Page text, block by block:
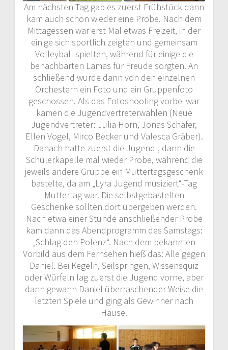
Am nächsten Tag gab es zuerst Frühstück dann
kam auch schon wieder eine Probe. Nach dem
Mittagessen war erst Mal etwas Freizeit, in der
einige sich sportlich zeigten und gemeinsam
Volleyball spielten, während für einige die
benachbarten Lamas für Freude sorgten. An
schließend wurde dann von den einzelnen
Orchestern ein Foto und ein Gruppenfoto
geschossen. Als das Fotoshooting vorbei war
kamen die Jugendvertreterwahlen (Neue
Jugendvertreter: Julia Horn, Jonas Schäfer,
Ellen Vogel, Mirco Becker und Valesca Gräber).
Danach hatte zuerst die Jugend-, dann die
Schülerkapelle mal wieder Probe, während die
jeweils andere Gruppe ein Muttertagsgeschenk
bastelte, da am „Lyra Jugend musiziert“-Tag
Muttertag war. Die selbstgebastelten
Geschenke sollten dort übergeben werden.
Nach etwa einer Stunde anschließender Probe
kam dann das Abendprogramm des Samstags:
„Schlag den Polenz“. Nach dem bekannten
Vorbild aus dem Fernsehen hieß das: Alle gegen
Daniel. Bei Kegeln, Seilspringen, Wissensquiz
oder Würfeln lag zuerst die Jugend vorne, aber
dann gewann Daniel überraschender Weise die
letzten Spiele und ging als Gewinner nach
Hause.